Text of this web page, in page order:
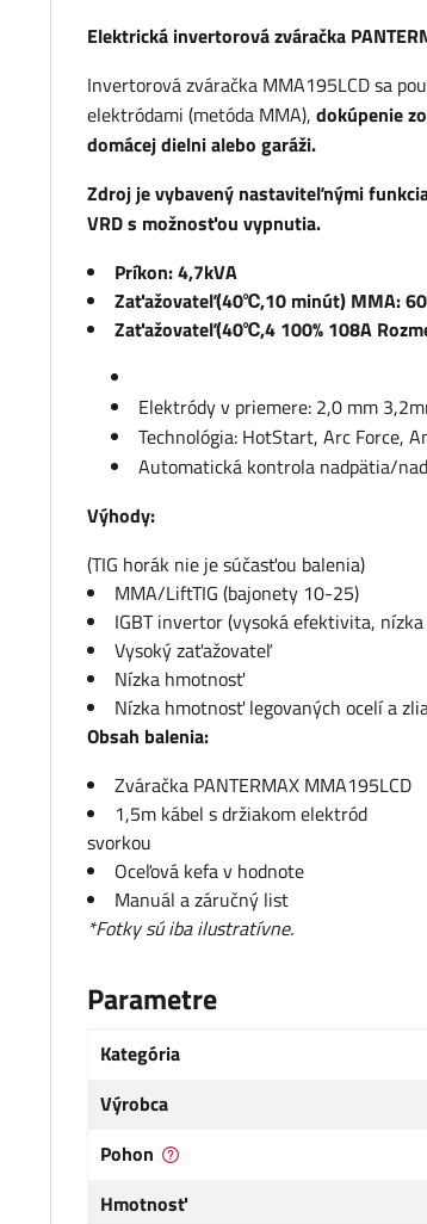
Elektrická invertorová zváračka
Invertorová zváračka MMA195LCD sa
elektródami (metóda MMA), dokúpenie
domácej dielni alebo garáži.
Zdroj je vybavený nastaviteľnými
VRD s možnosťou vypnutia.
Príkon: 4,7kVA
Zaťažovateľ(40℃,10 minút) MMA:
Zaťažovateľ(40℃,4 100% 108A
Elektródy v priemere: 2,0 mm
Technológia: HotStart, Arc Force,
Automatická kontrola nadpätia/
Výhody:
(TIG horák nie je súčasťou balenia)
MMA/LiftTIG (bajonety 10-25)
IGBT invertor (vysoká efektivita,
Vysoký zaťažovateľ
Nízka hmotnosť
Nízka hmotnosť legovaných ocelí a
Obsah balenia:
Zváračka PANTERMAX MMA195LCD
1,5m kábel s držiakom elektród
svorkou
Oceľová kefa v hodnote
Manuál a záručný list
*Fotky sú iba ilustratívne.
Parametre
Kategória
Výrobca
Pohon
Hmotnosť